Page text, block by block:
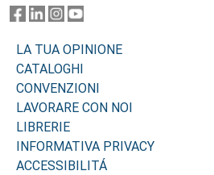
LA TUA OPINIONE
CATALOGHI
CONVENZIONI
LAVORARE CON NOI
LIBRERIE
INFORMATIVA PRIVACY
ACCESSIBILITÁ